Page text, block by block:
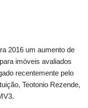
2016 um aumento de
imóveis avaliados
recentemente pelo
Teotonio Rezende,